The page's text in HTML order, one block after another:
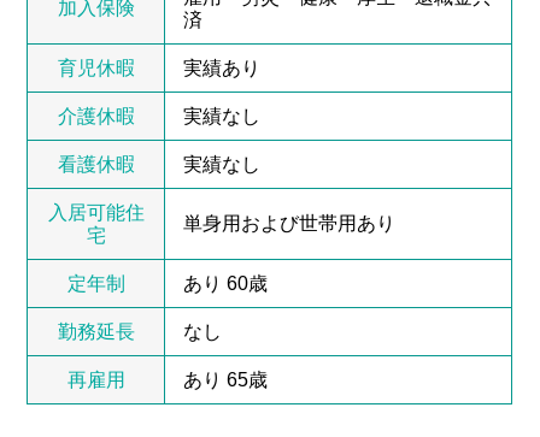
加入保険
済
育児休暇 実績あり
介護休暇 実績なし
看護休暇 実績なし
入居可能住
宅
単身用および世帯用あり
定年制 あり 60歳
勤務延長 なし
再雇用 あり 65歳